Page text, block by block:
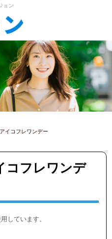
ョン
イコフレワンデー
コフレワンデ
しています。